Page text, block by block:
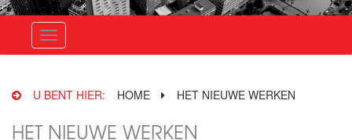
Toggle
navigation
U BENT HIER: HOME HET NIEUWE WERKEN
HET NIEUWE WERKEN